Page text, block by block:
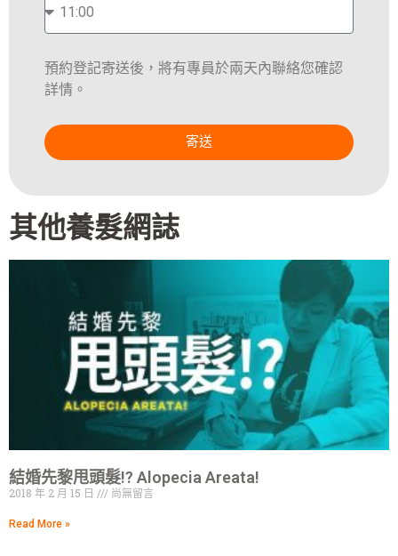
預約登記寄送後，將有專員於兩天內聯絡您確認
詳情。
寄送
其他養髮網誌
結婚先黎甩頭髮!? Alopecia Areata!
2018 年 2 月 15 日 尚無留言
Read More »